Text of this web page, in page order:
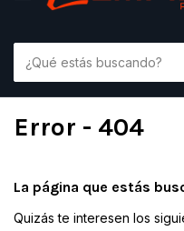
Error - 404
La página que estás
Quizás te interesen los